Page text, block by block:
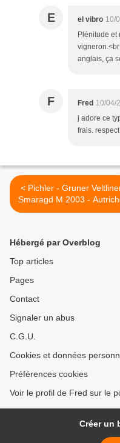
E el vibro 10/
Plénitude et
anglais, ça
F Fred 10/04/
j adore ce
frais. respect
< Pichler - Gruner Veltliner
Smaragd M 2003 -
Hébergé par Overblog
Top articles
Pages
Contact
Signaler un abus
C.G.U.
Cookies et données
Préférences cookies
Voir le profil de Fred sur le
Créer un